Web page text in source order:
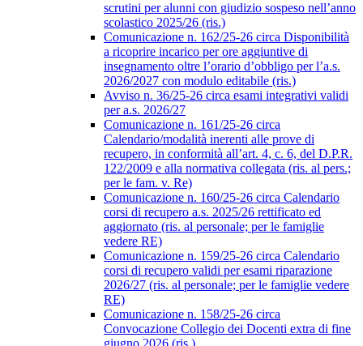
scrutini per alunni con giudizio sospeso nell’anno
scolastico 2025/26 (ris.)
Comunicazione n. 162/25-26 circa Disponibilità
a ricoprire incarico per ore aggiuntive di
insegnamento oltre l’orario d’obbligo per l’a.s.
2026/2027 con modulo editabile (ris.)
Avviso n. 36/25-26 circa esami integrativi validi
per a.s. 2026/27
Comunicazione n. 161/25-26 circa
Calendario/modalità inerenti alle prove di
recupero, in conformità all’art. 4, c. 6, del D.P.R.
122/2009 e alla normativa collegata (ris. al pers.;
per le fam. v. Re)
Comunicazione n. 160/25-26 circa Calendario
corsi di recupero a.s. 2025/26 rettificato ed
aggiornato (ris. al personale; per le famiglie
vedere RE)
Comunicazione n. 159/25-26 circa Calendario
corsi di recupero validi per esami riparazione
2026/27 (ris. al personale; per le famiglie vedere
RE)
Comunicazione n. 158/25-26 circa
Convocazione Collegio dei Docenti extra di fine